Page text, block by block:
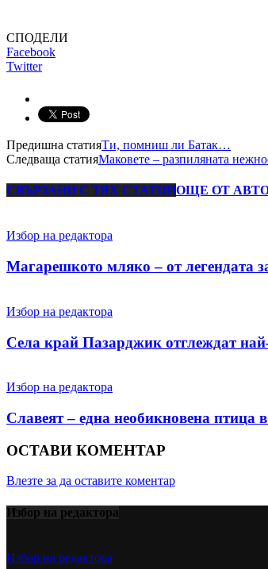
СПОДЕЛИ
Facebook
Twitter
Предишна статияТи, помниш ли Батак…
Следваща статияМаковете – разпиляната
СВЪРЗАНИ С ТЯХ СТАТИИОЩЕ ОТ
Избор на редактора
Магарешкото мляко – от легендата
Избор на редактора
Села край Пазарджик отглеждат
Избор на редактора
Славеят – една необикновена птица
ОСТАВИ КОМЕНТАР
Влезте за да оставите коментар
Избор на редактора
Избор на редактора